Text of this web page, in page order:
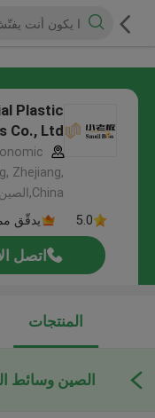
Plastic
Co., Ltd.
Zhejiang,
China,الصين
5.0
يدقّق
اتصل
المنتجات
الصين وسائط